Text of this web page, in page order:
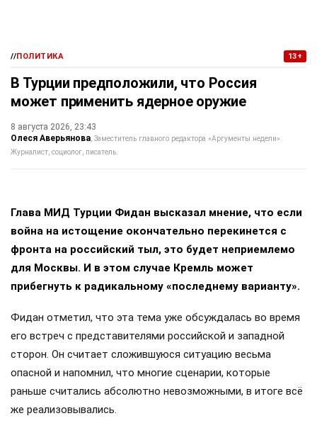
//ПОЛИТИКА 13+
В Турции предположили, что Россия
может применить ядерное оружие
8 августа 2026, 23:43
Олеся Аверьянова Заместитель главного редактора «Аргументы недели».
Журналист, социолог, писатель.
Глава МИД Турции Фидан высказал мнение, что если
война на истощение окончательно перекинется с
фронта на российский тыл, это будет неприемлемо
для Москвы. И в этом случае Кремль может
прибегнуть к радикальному «последнему варианту».
Фидан отметил, что эта тема уже обсуждалась во время
его встреч с представителями российской и западной
сторон. Он считает сложившуюся ситуацию весьма
опасной и напомнил, что многие сценарии, которые
раньше считались абсолютно невозможными, в итоге всё
же реализовывались.